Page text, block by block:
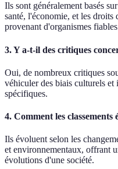
Ils sont généralement basés
santé, l'économie, et les droits
provenant d'organismes
3. Y a-t-il des critiques
Oui, de nombreux critiques
véhiculer des biais culturels et
spécifiques.
4. Comment les classements
Ils évoluent selon les
et environnementaux, offrant
évolutions d'une société.